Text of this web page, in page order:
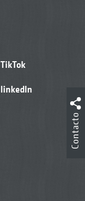
TikTok
linkedIn
Contacto